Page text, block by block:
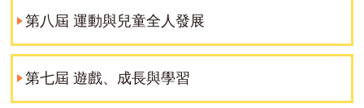
第八屆 運動與兒童全人發展
第七屆 遊戲、成長與學習